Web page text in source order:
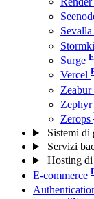
Sevalla
Surge
Vercel
Zeabur
Zerops
Sistemi di
Servizi
Hosting
E-commerce